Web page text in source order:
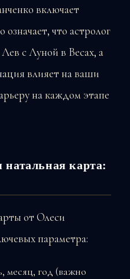
включает
что астролог
с Луной в Весах, а
влияет на ваши
на каждом этапе
натальная карта:
от Олеси
параметра:
месяц, год (важно